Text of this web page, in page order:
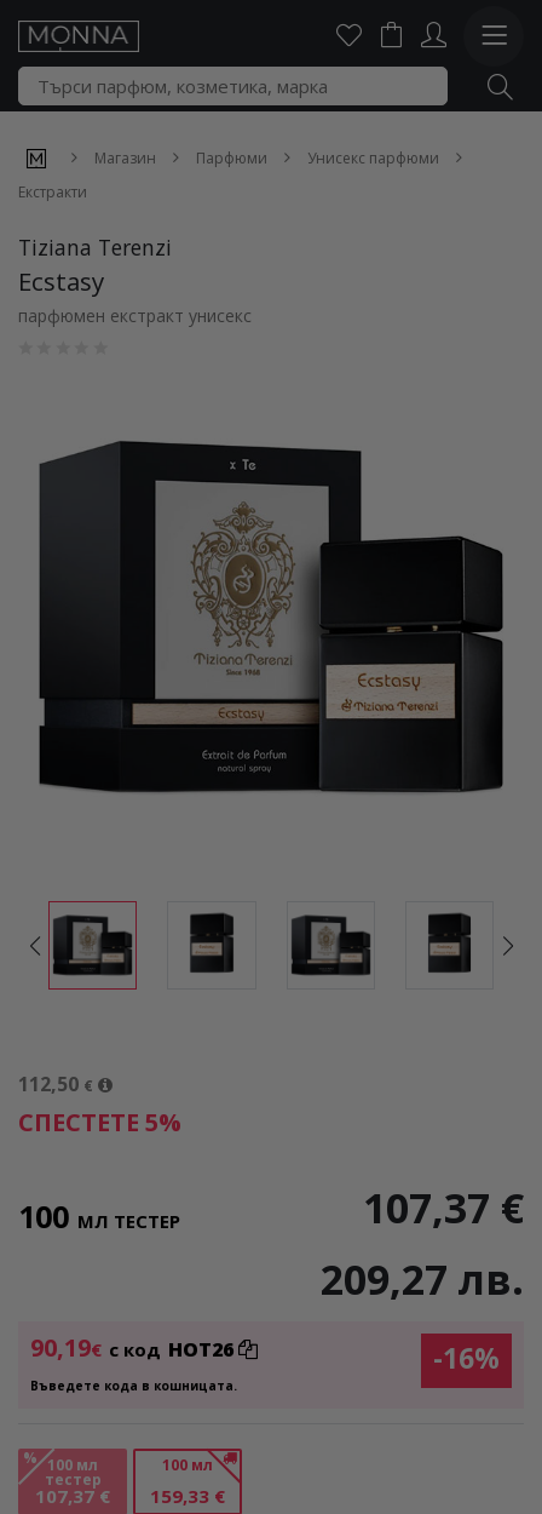
Магазин Парфюми
Унисекс парфюми
Екстракти
Tiziana Terenzi
Ecstasy
парфюмен екстракт унисекс
112,50 €
СПЕСТЕТЕ 5%
100 МЛ ТЕСТЕР
107,37 €
209,27 лв.
90,19€ с код HOT26
Въведете кода в кошницата.
-16%
% 100 мл
тестер
107,37 €
100 мл
159,33 €